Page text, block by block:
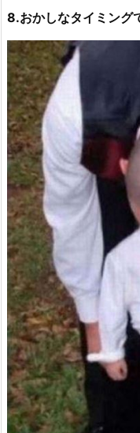
8.おかしなタイミング